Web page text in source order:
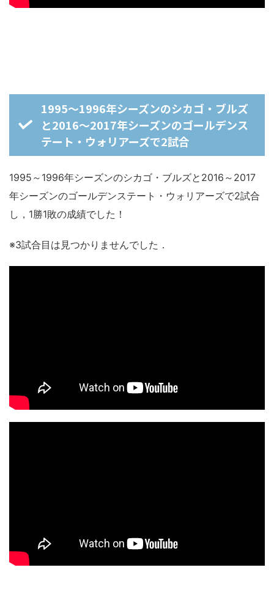
1995～1996年シーズンのシカゴ・ブルズ
と2016～2017年シーズンのゴールデンス
テート・ウォリアーズで2試合
1995～1996年シーズンのシカゴ・ブルズと2016～2017
年シーズンのゴールデンステート・ウォリアーズで2試合
し，1勝1敗の成績でした！
※3試合目は見つかりませんでした．